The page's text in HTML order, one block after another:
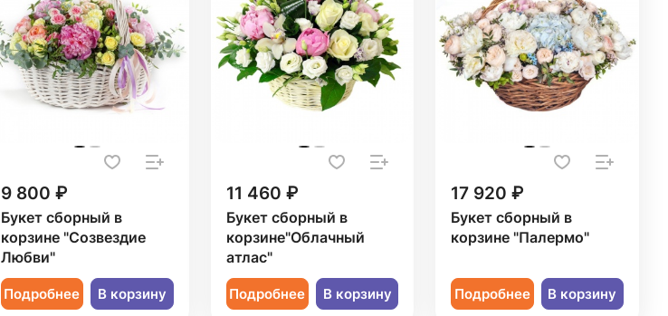
9 800 ₽
Букет сборный в
корзине "Созвездие
Любви"
Подробнее В корзину
11 460 ₽
Букет сборный в
корзине"Облачный
атлас"
Подробнее В корзину
17 920 ₽
Букет сборный в
корзине "Палермо"
Подробнее В корзину